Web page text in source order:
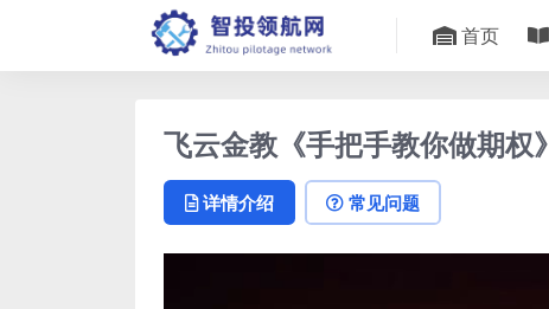
首页
飞云金教《手把手教你做期权》
详情介绍 常见问题